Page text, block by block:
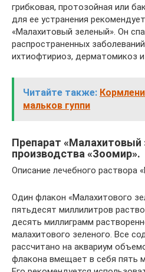
грибковая, протозойная или
для ее устранения
«Малахитовый зеленый». Он
распространенных
ихтиофтириоз, дерматомикоз
Читайте также:
мальков гуппи
Препарат «Малахитовый
производства «Зоомир».
Описание лечебного раствора
Один флакон «Малахитового
пятьдесят миллилитров
десять миллиграмм
малахитового зеленого. Все
рассчитано на аквариум
флакона вмещает в себя пять